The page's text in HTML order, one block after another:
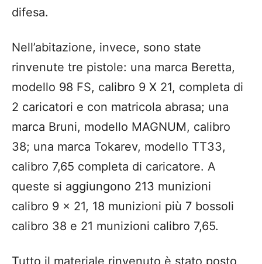
difesa.
Nell’abitazione, invece, sono state
rinvenute tre pistole: una marca Beretta,
modello 98 FS, calibro 9 X 21, completa di
2 caricatori e con matricola abrasa; una
marca Bruni, modello MAGNUM, calibro
38; una marca Tokarev, modello TT33,
calibro 7,65 completa di caricatore. A
queste si aggiungono 213 munizioni
calibro 9 x 21, 18 munizioni più 7 bossoli
calibro 38 e 21 munizioni calibro 7,65.
Tutto il materiale rinvenuto è stato posto